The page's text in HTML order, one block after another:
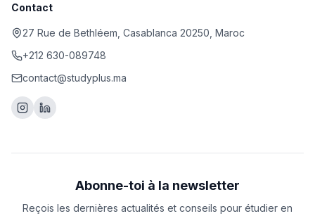
Contact
27 Rue de Bethléem, Casablanca 20250, Maroc
+212 630-089748
contact@studyplus.ma
Abonne-toi à la newsletter
Reçois les dernières actualités et conseils pour étudier en